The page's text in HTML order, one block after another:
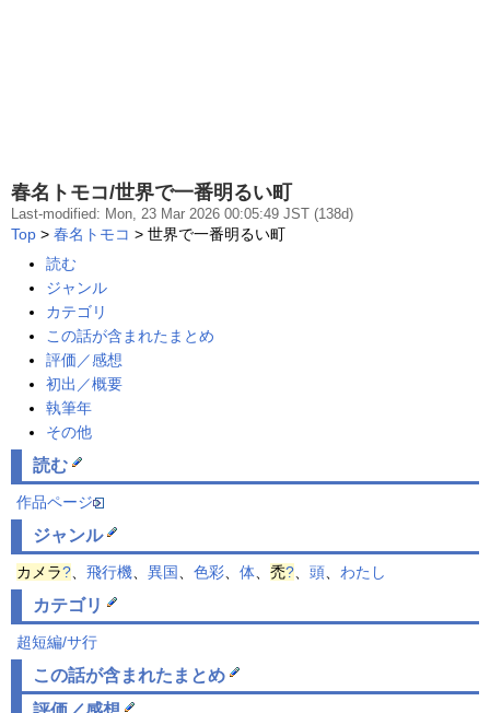
春名トモコ/世界で一番明るい町
Last-modified: Mon, 23 Mar 2026 00:05:49 JST (138d)
Top > 春名トモコ > 世界で一番明るい町
読む
ジャンル
カテゴリ
この話が含まれたまとめ
評価／感想
初出／概要
執筆年
その他
読む
作品ページ
ジャンル
カメラ? 飛行機 異国 色彩 体 禿? 頭 わたし
カテゴリ
超短編/サ行
この話が含まれた まとめ